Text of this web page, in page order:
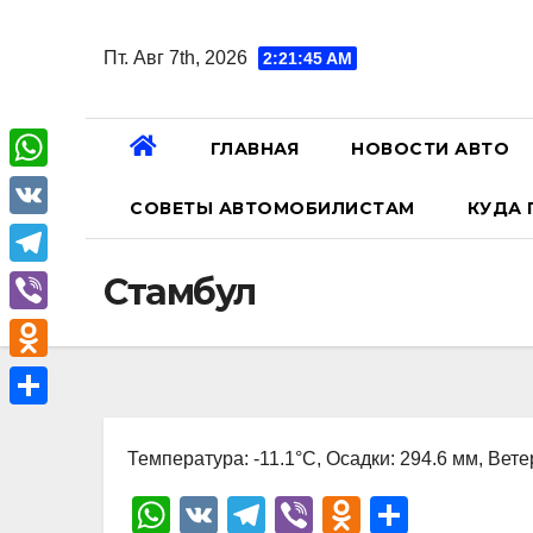
Пт. Авг 7th, 2026 2:21:46 AM
ГЛАВНАЯ НОВОСТИ АВТО
СОВЕТЫ АВТОМОБИЛИСТАМ КУДА
Стамбул
Температура: -11.1°C, Осадки: 294.6 мм,
W
V
T
Vi
O
W
h
a
A
V
K
T
e
l
e
V
i
b
O